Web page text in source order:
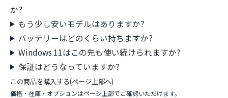
か?
もう少し安いモデルはありますか?
バッテリーはどのくらい持ちますか?
Windows 11はこの先も使い続けられますか?
保証はどうなっていますか?
この商品を購入する(ページ上部へ)
価格・在庫・オプションはページ上部でご確認いただけます。